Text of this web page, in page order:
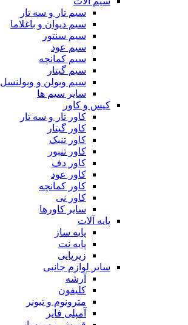
سیم تار و سه تار
سیم دیوان و باغلاما
سیم سنتور
سیم عود
سیم کمانچه
سیم گیتار
سیم ویولن و ویولنسل
سایر سیم ها
کیس و کاور
کاور تار و سه تار
کاور گیتار
کاور تنبک
کاور تنبور
کاور دف
کاور عود
کاور کمانچه
کاور نی
سایر کاورها
پایه آلات
پایه ساز
پایه نت
زیرپایی
سایر لوازم جانبی
آرشه
کلیفون
مترونوم و تیونر
آمپلی فایر